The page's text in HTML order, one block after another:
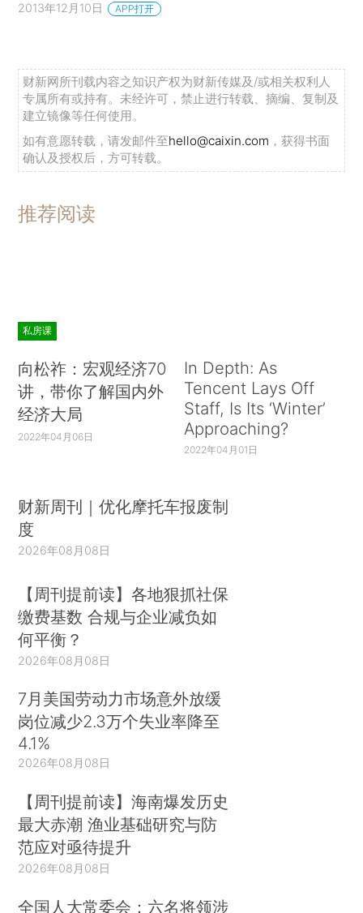
2013年12月10日 APP打开
财新网所刊载内容之知识产权为财新传媒及/或相关权利人
专属所有或持有。未经许可，禁止进行转载、摘编、复制及
建立镜像等任何使用。
如有意愿转载，请发邮件至hello@caixin.com ，获得书面
确认及授权后，方可转载。
推荐阅读
私房课
向松祚：宏观经济70
讲，带你了解国内外
经济大局
2022年04月06日
In Depth: As
Tencent Lays Off
Staff, Is Its ‘Winter’
Approaching?
2022年04月01日
财新周刊｜优化摩托车报废制
度
2026年08月08日
【周刊提前读】各地狠抓社保
缴费基数 合规与企业减负如
何平衡？
2026年08月08日
7月美国劳动力市场意外放缓
岗位减少2.3万个失业率降至
4.1%
2026年08月08日
【周刊提前读】海南爆发历史
最大赤潮 渔业基础研究与防
范应对亟待提升
2026年08月08日
全国人大常委会：六名将领涉